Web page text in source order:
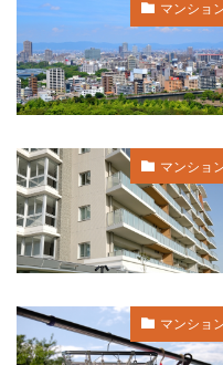
マンショ
マンショ
マンショ